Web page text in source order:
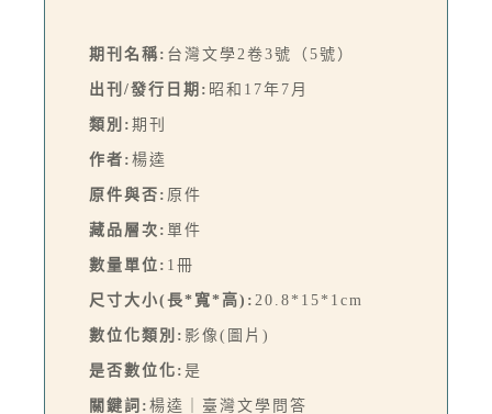
期刊名稱: 台灣文學2卷3號（5號）
出刊/發行日期: 昭和17年7月
類別: 期刊
作者: 楊逵
原件與否: 原件
藏品層次: 單件
數量單位: 1冊
尺寸大小(長*寬*高): 20.8*15*1cm
數位化類別: 影像(圖片)
是否數位化: 是
關鍵詞: 楊逵｜臺灣文學問答